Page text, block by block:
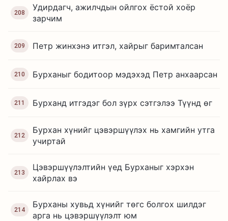
208
Удирдагч, ажилчдын ойлгох ёстой хоёр
зарчим
209 Петр жинхэнэ итгэл, хайрыг баримталсан
210 Бурханыг бодитоор мэдэхэд Петр анхаарсан
211 Бурханд итгэдэг бол зүрх сэтгэлээ Түүнд өг
212
Бурхан хүнийг цэвэршүүлэх нь хамгийн утга
учиртай
213
Цэвэршүүлэлтийн үед Бурханыг хэрхэн
хайрлах вэ
214
Бурханы хувьд хүнийг төгс болгох шилдэг
арга нь цэвэршүүлэлт юм